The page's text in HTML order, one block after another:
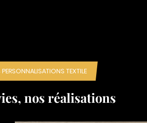
TEXTILE
nos réalisations